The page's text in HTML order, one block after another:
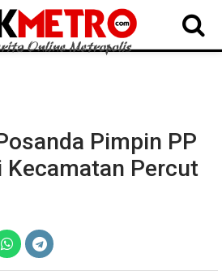
DAIRI SAMOSIR TAPUT BATUBARA DELISERDANG
Pimpin PP
Kecamatan Percut